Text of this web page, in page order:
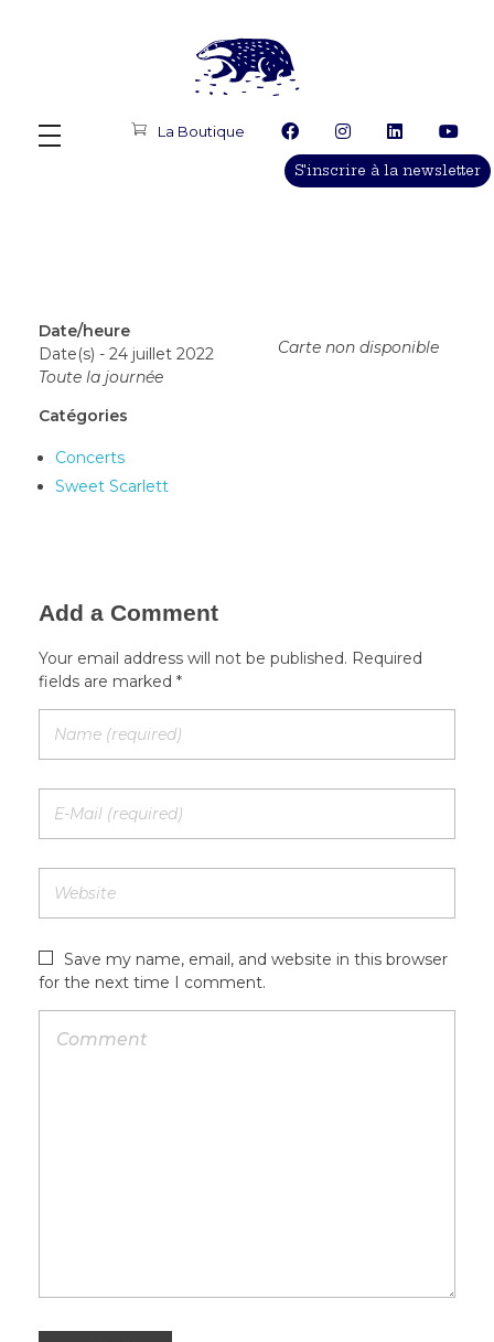
La Boutique
S'inscrire à la newsletter
Carte non disponible
Date/heure
Date(s) - 24 juillet 2022
Toute la journée
Catégories
Concerts
Sweet Scarlett
Add a Comment
Your email address will not be published. Required
fields are marked *
Save my name, email, and website in this browser
for the next time I comment.